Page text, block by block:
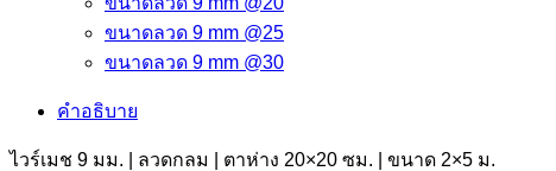
ขนาดลวด 9 mm @25
ขนาดลวด 9 mm @30
คำอธิบาย
ไวร์เมช 9 มม. | ลวดกลม | ตาห่าง 20×20 ซม. | ขนาด 2×5 ม.